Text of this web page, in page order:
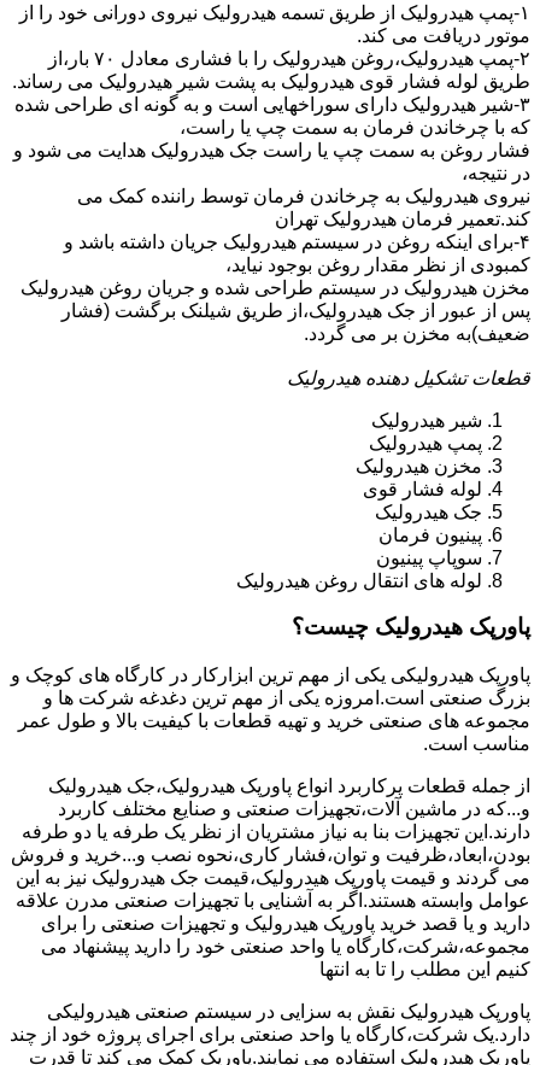
۱-پمپ هیدرولیک از طریق تسمه هیدرولیک نیروی دورانی خود را از
موتور دریافت می کند.
۲-پمپ هیدرولیک،روغن هیدرولیک را با فشاری معادل ۷۰ بار،از
طریق لوله فشار قوی هیدرولیک به پشت شیر هیدرولیک می رساند.
۳-شیر هیدرولیک دارای سوراخهایی است و به گونه ای طراحی شده
که با چرخاندن فرمان به سمت چپ یا راست،
فشار روغن به سمت چپ یا راست جک هیدرولیک هدایت می شود و
در نتیجه،
نیروی هیدرولیک به چرخاندن فرمان توسط راننده کمک می
کند.تعمیر فرمان هیدرولیک تهران
۴-برای اینکه روغن در سیستم هیدرولیک جریان داشته باشد و
کمبودی از نظر مقدار روغن بوجود نیاید،
مخزن هیدرولیک در سیستم طراحی شده و جریان روغن هیدرولیک
پس از عبور از جک هیدرولیک،از طریق شیلنک برگشت (فشار
ضعیف)به مخزن بر می گردد.
قطعات تشکیل دهنده هیدرولیک
شیر هیدرولیک
پمپ هیدرولیک
مخزن هیدرولیک
لوله فشار قوی
جک هیدرولیک
پینیون فرمان
سوپاپ پینیون
لوله های انتقال روغن هیدرولیک
پاورپک هیدرولیک چیست؟
پاورپک هیدرولیکی یکی از مهم ترین ابزارکار در کارگاه های کوچک و
بزرگ صنعتی است.امروزه یکی از مهم ترین دغدغه شرکت ها و
مجموعه های صنعتی خرید و تهیه قطعات با کیفیت بالا و طول عمر
مناسب است.
از جمله قطعات پرکاربرد انواع پاورپک هیدرولیک،جک هیدرولیک
و...که در ماشین آلات،تجهیزات صنعتی و صنایع مختلف کاربرد
دارند.این تجهیزات بنا به نیاز مشتریان از نظر یک طرفه یا دو طرفه
بودن،ابعاد،ظرفیت و توان،فشار کاری،نحوه نصب و...خرید و فروش
می گردند و قیمت پاورپک هیدرولیک،قیمت جک هیدرولیک نیز به این
عوامل وابسته هستند.اگر به آشنایی با تجهیزات صنعتی مدرن علاقه
دارید و یا قصد خرید پاورپک هیدرولیک و تجهیزات صنعتی را برای
مجموعه،شرکت،کارگاه یا واحد صنعتی خود را دارید پیشنهاد می
کنیم این مطلب را تا به انتها
پاورپک هیدرولیک نقش به سزایی در سیستم صنعتی هیدرولیکی
دارد.یک شرکت،کارگاه یا واحد صنعتی برای اجرای پروژه خود از چند
پاورپک هیدرولیک استفاده می نمایند.پاورپک کمک می کند تا قدرت